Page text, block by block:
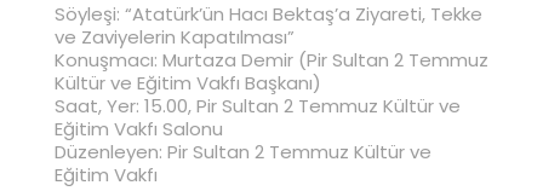
Söyleşi: “Atatürk’ün Hacı Bektaş’a Ziyareti, Tekke
ve Zaviyelerin Kapatılması”
Konuşmacı: Murtaza Demir (Pir Sultan 2 Temmuz
Kültür ve Eğitim Vakfı Başkanı)
Saat, Yer: 15.00, Pir Sultan 2 Temmuz Kültür ve
Eğitim Vakfı Salonu
Düzenleyen: Pir Sultan 2 Temmuz Kültür ve
Eğitim Vakfı